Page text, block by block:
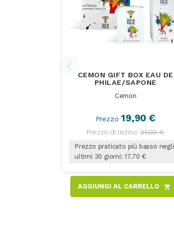
CEMON GIFT BOX EAU DE
PHILAE/SAPONE
Cemon
Prezzo 19,90 €
Prezzo di listino 31,00 €
Prezzo praticato più basso negli
ultimi 30 giorni: 17.70 €
AGGIUNGI AL CARRELLO shopping_cart